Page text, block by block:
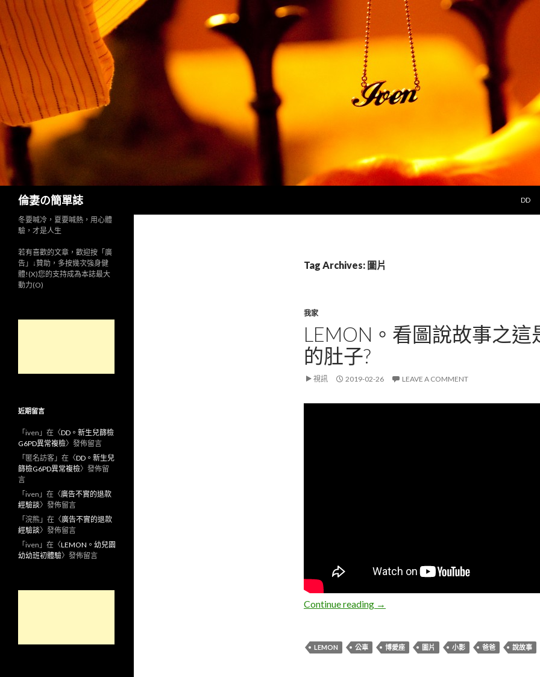
倫妻の簡單誌
Search
DD
Tag Archives: 圖片
我家
LEMON。看圖說故事之這
的肚子?
視訊 2019-02-26 LEAVE A COMMENT
Continue reading Lemon。看圖說故事之這是誰的肚子?
→
LEMON 公車 博愛座 圖片 小影 爸爸 說故事
冬要喊冷，夏要喊熱，用心體
驗，才是人生
若有喜歡的文章，歡迎按「廣
告」↓贊助，多按幾次強身健
體!(X)您的支持成為本誌最大
動力(O)
近期留言
「 iven 」在〈DD。新生兒篩檢
G6PD異常複檢〉發佈留言
「 匿名訪客 」在〈DD。新生兒
篩檢G6PD異常複檢〉發佈留
言
「 iven 」在〈廣告不實的退款
經驗談〉發佈留言
「 浣熊 」在〈廣告不實的退款
經驗談〉發佈留言
「 iven 」在〈LEMON。幼兒園
幼幼班初體驗〉發佈留言